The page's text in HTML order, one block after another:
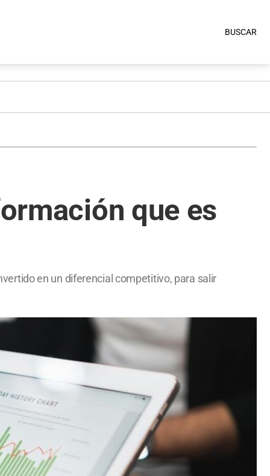
BUSCAR
que es
en un diferencial competitivo, para salir